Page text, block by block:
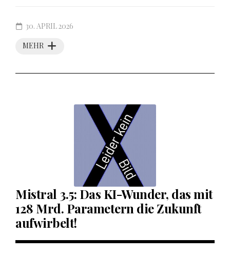
MEHR
30. APRIL 2026
Mistral 3.5: Das KI-Wunder, das mit
128 Mrd. Parametern die Zukunft
aufwirbelt!